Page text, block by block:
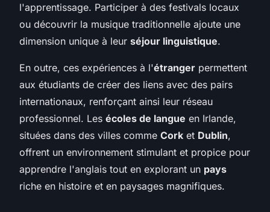
l'apprentissage. Participer à des festivals locaux
ou découvrir la musique traditionnelle ajoute une
dimension unique à leur séjour linguistique.
En outre, ces expériences à l'étranger permettent
aux étudiants de créer des liens avec des pairs
internationaux, renforçant ainsi leur réseau
professionnel. Les écoles de langue en Irlande,
situées dans des villes comme Cork et Dublin,
offrent un environnement stimulant et propice pour
apprendre l'anglais tout en explorant un pays
riche en histoire et en paysages magnifiques.